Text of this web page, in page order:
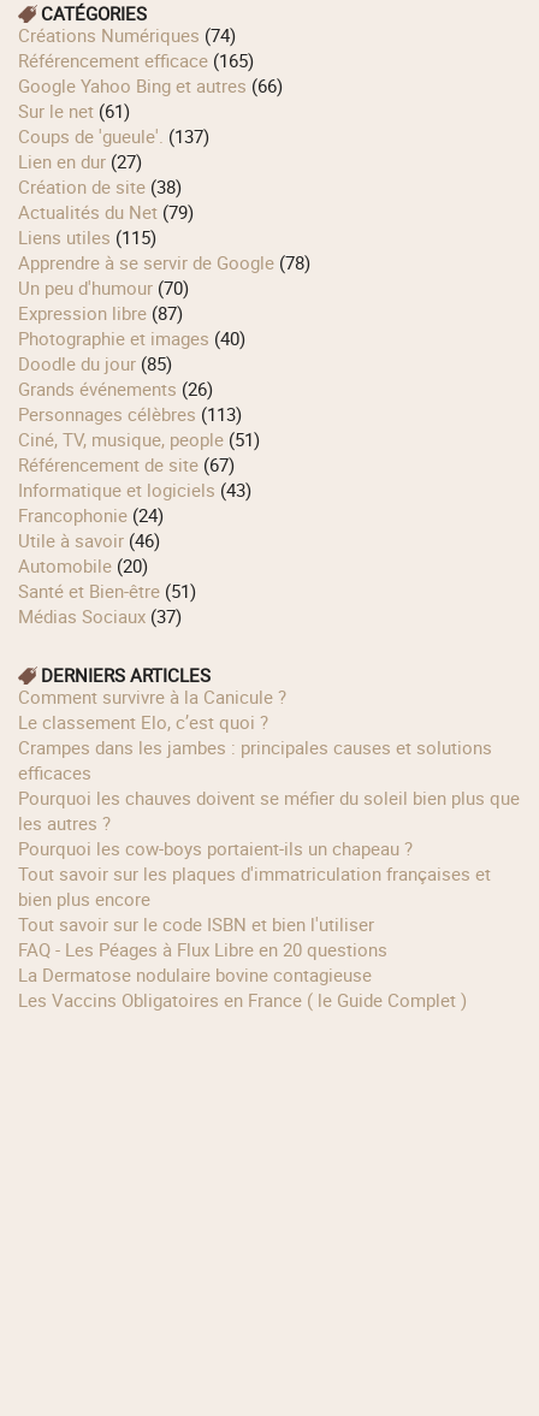
CATÉGORIES
Créations Numériques (74)
Référencement efficace (165)
Google Yahoo Bing et autres (66)
Sur le net (61)
Coups de 'gueule'. (137)
Lien en dur (27)
Création de site (38)
Actualités du Net (79)
Liens utiles (115)
Apprendre à se servir de Google (78)
Un peu d'humour (70)
Expression libre (87)
Photographie et images (40)
Doodle du jour (85)
Grands événements (26)
Personnages célèbres (113)
Ciné, TV, musique, people (51)
Référencement de site (67)
Informatique et logiciels (43)
Francophonie (24)
Utile à savoir (46)
Automobile (20)
Santé et Bien-être (51)
Médias Sociaux (37)
DERNIERS ARTICLES
Comment survivre à la Canicule ?
Le classement Elo, c’est quoi ?
Crampes dans les jambes : principales causes et solutions
efficaces
Pourquoi les chauves doivent se méfier du soleil bien plus que
les autres ?
Pourquoi les cow‑boys portaient‑ils un chapeau ?
Tout savoir sur les plaques d'immatriculation françaises et
bien plus encore
Tout savoir sur le code ISBN et bien l'utiliser
FAQ - Les Péages à Flux Libre en 20 questions
La Dermatose nodulaire bovine contagieuse
Les Vaccins Obligatoires en France ( le Guide Complet )